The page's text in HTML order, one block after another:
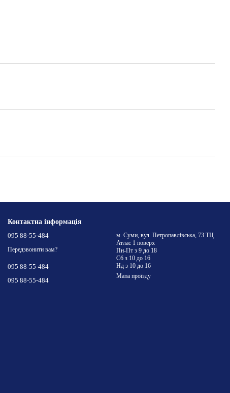
Контактна інформація
095 88-55-484
Передзвонити вам?
095 88-55-484
095 88-55-484
м. Суми, вул. Петропавлівська, 73 ТЦ
Атлас 1 поверх
Пн-Пт з 9 до 18
Сб з 10 до 16
Нд з 10 до 16
Мапа проїзду